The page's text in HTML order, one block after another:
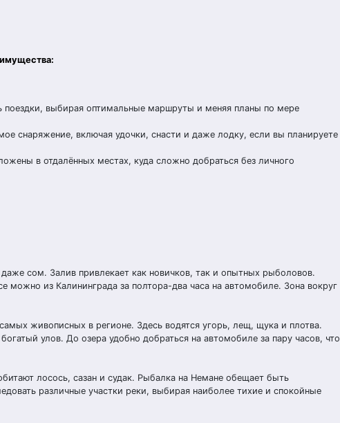
выбирая оптимальные маршруты и меняя планы по мере
снаряжение, включая удочки, снасти и даже лодку, если вы планируете
в отдалённых местах, куда сложно добраться без личного
сом. Залив привлекает как новичков, так и опытных рыболовов.
можно из Калининграда за полтора-два часа на автомобиле. Зона вокруг
живописных в регионе. Здесь водятся угорь, лещ, щука и плотва.
улов. До озера удобно добраться на автомобиле за пару часов, что
лосось, сазан и судак. Рыбалка на Немане обещает быть
различные участки реки, выбирая наиболее тихие и спокойные